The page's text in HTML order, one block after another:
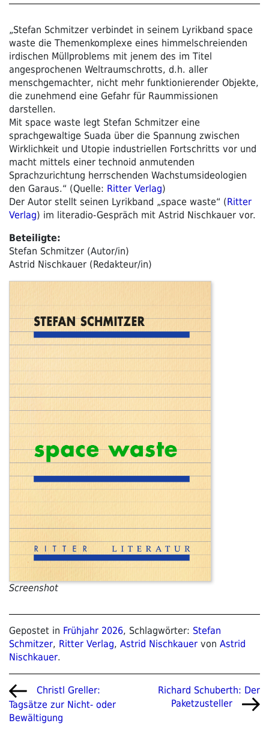
„Stefan Schmitzer verbindet in seinem Lyrikband space
waste die Themenkomplexe eines himmelschreienden
irdischen Müllproblems mit jenem des im Titel
angesprochenen Weltraumschrotts, d.h. aller
menschgemachter, nicht mehr funktionierender Objekte,
die zunehmend eine Gefahr für Raummissionen
darstellen.
Mit space waste legt Stefan Schmitzer eine
sprachgewaltige Suada über die Spannung zwischen
Wirklichkeit und Utopie industriellen Fortschritts vor und
macht mittels einer technoid anmutenden
Sprachzurichtung herrschenden Wachstumsideologien
den Garaus.“ (Quelle: Ritter Verlag)
Der Autor stellt seinen Lyrikband „space waste“ (Ritter
Verlag) im literadio-Gespräch mit Astrid Nischkauer vor.
Beteiligte:
Stefan Schmitzer (Autor/in)
Astrid Nischkauer (Redakteur/in)
Screenshot
Gepostet in Frühjahr 2026, Schlagwörter: Stefan
Schmitzer, Ritter Verlag, Astrid Nischkauer von Astrid
Nischkauer.
Beitragsnavigation
Vorheriger
Beitrag
Christl Greller:
Tagsätze zur Nicht- oder
Bewältigung
Nächster
Beitrag
Richard Schuberth: Der
Paketzusteller